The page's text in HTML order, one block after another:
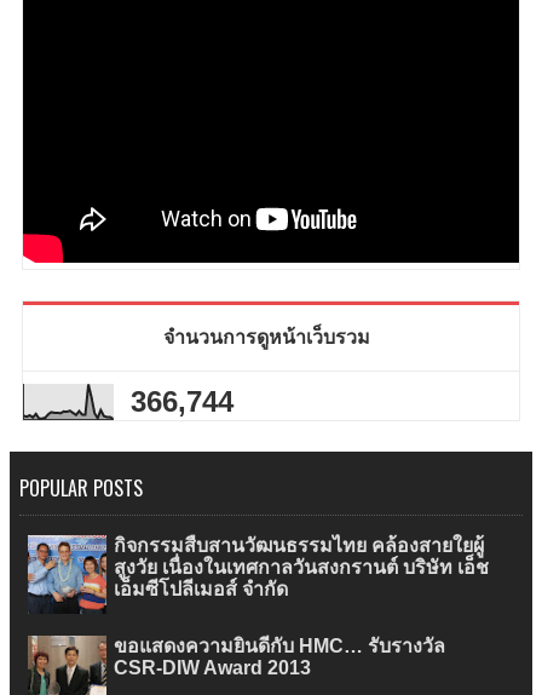
จำนวนการดูหน้าเว็บรวม
366,744
POPULAR POSTS
กิจกรรมสืบสานวัฒนธรรมไทย คล้องสายใยผู้
สูงวัย เนื่องในเทศกาลวันสงกรานต์ บริษัท เอ็ช
เอ็มซีโปลีเมอส์ จำกัด
ขอแสดงความยินดีกับ HMC… รับรางวัล
CSR-DIW Award 2013